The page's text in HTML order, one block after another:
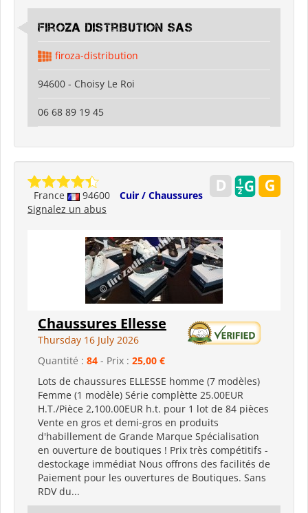
Firoza Distribution SAS
firoza-distribution
94600 - Choisy Le Roi
06 68 89 19 45
France 94600
Cuir / Chaussures
Signalez un abus
Chaussures Ellesse
Thursday 16 July 2026
Quantité : 84 - Prix : 25,00 €
Lots de chaussures ELLESSE homme (7 modèles)
Femme (1 modèle) Série complètte 25.00EUR
H.T./Pièce 2,100.00EUR h.t. pour 1 lot de 84 pièces
Vente en gros et demi-gros en produits
d'habillement de Grande Marque Spécialisation
en ouverture de boutiques ! Prix très compétitifs -
destockage immédiat Nous offrons des facilités de
Paiement pour les ouvertures de Boutiques. Sans
RDV du...